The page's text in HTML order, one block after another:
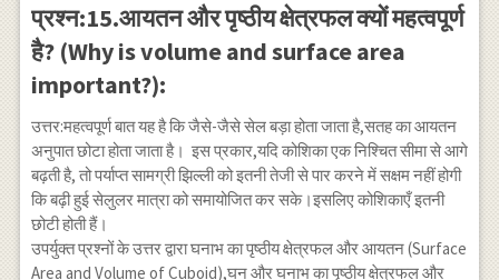
प्रश्न:15.आयतन और पृष्ठीय क्षेत्रफल क्यों महत्वपूर्ण
है? (Why is volume and surface area
important?):
उत्तर:महत्वपूर्ण बात यह है कि जैसे-जैसे सेल बड़ा होता जाता है,सतह का आयतन
अनुपात छोटा होता जाता है। इस प्रकार,यदि कोशिका एक निश्चित सीमा से आगे
बढ़ती है, तो पर्याप्त सामग्री झिल्ली को इतनी तेजी से पार करने में सक्षम नहीं होगी
कि बढ़ी हुई सेलुलर मात्रा को समायोजित कर सके।इसलिए कोशिकाएँ इतनी
छोटी होती हैं।
उपर्युक्त प्रश्नों के उत्तर द्वारा घनाभ का पृष्ठीय क्षेत्रफल और आयतन (Surface
Area and Volume of Cuboid),घन और घनाभ का पृष्ठीय क्षेत्रफल और